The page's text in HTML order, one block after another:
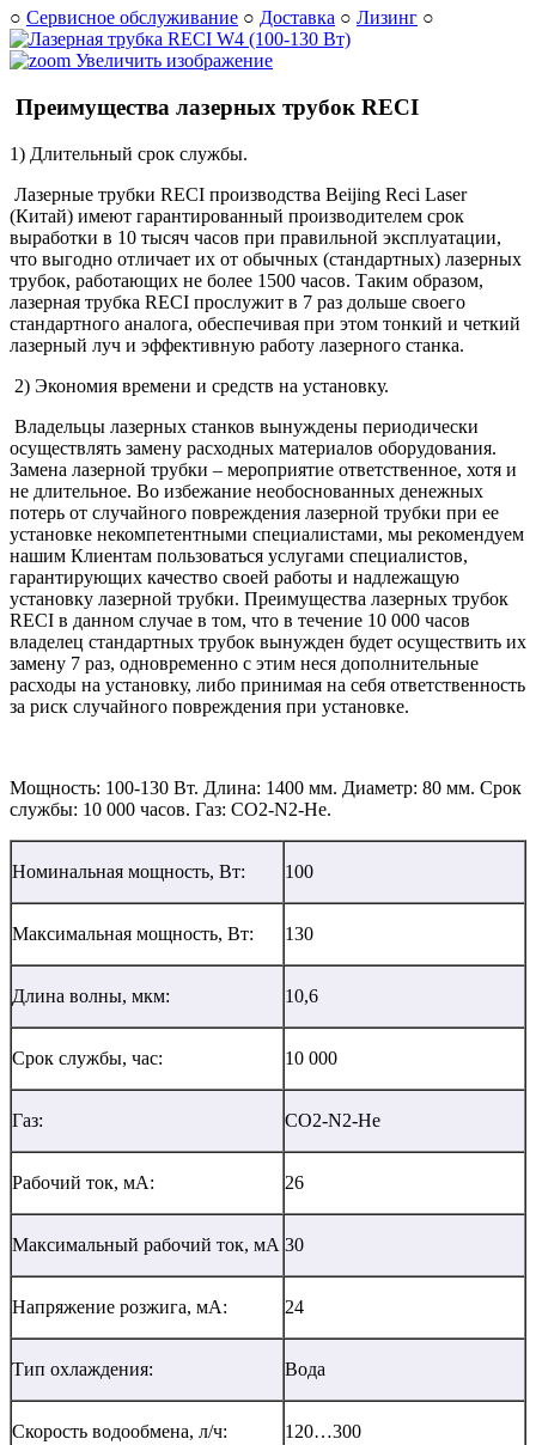
○ Сервисное обслуживание ○ Доставка ○ Лизинг ○
Увеличить изображение
Преимущества лазерных трубок RECI
1) Длительный срок службы.
Лазерные трубки RECI производства Beijing Reci Laser
(Китай) имеют гарантированный производителем срок
выработки в 10 тысяч часов при правильной эксплуатации,
что выгодно отличает их от обычных (стандартных) лазерных
трубок, работающих не более 1500 часов. Таким образом,
лазерная трубка RECI прослужит в 7 раз дольше своего
стандартного аналога, обеспечивая при этом тонкий и четкий
лазерный луч и эффективную работу лазерного станка.
2) Экономия времени и средств на установку.
Владельцы лазерных станков вынуждены периодически
осуществлять замену расходных материалов оборудования.
Замена лазерной трубки – мероприятие ответственное, хотя и
не длительное. Во избежание необоснованных денежных
потерь от случайного повреждения лазерной трубки при ее
установке некомпетентными специалистами, мы рекомендуем
нашим Клиентам пользоваться услугами специалистов,
гарантирующих качество своей работы и надлежащую
установку лазерной трубки. Преимущества лазерных трубок
RECI в данном случае в том, что в течение 10 000 часов
владелец стандартных трубок вынужден будет осуществить их
замену 7 раз, одновременно с этим неся дополнительные
расходы на установку, либо принимая на себя ответственность
за риск случайного повреждения при установке.
Мощность: 100-130 Вт. Длина: 1400 мм. Диаметр: 80 мм. Срок
службы: 10 000 часов. Газ: СO2-N2-He.
Номинальная мощность, Вт: 100
Максимальная мощность, Вт: 130
Длина волны, мкм: 10,6
Срок службы, час: 10 000
Газ: СO2-N2-He
Рабочий ток, мА: 26
Максимальный рабочий ток, мА 30
Напряжение розжига, мА: 24
Тип охлаждения: Вода
Скорость водообмена, л/ч: 120…300